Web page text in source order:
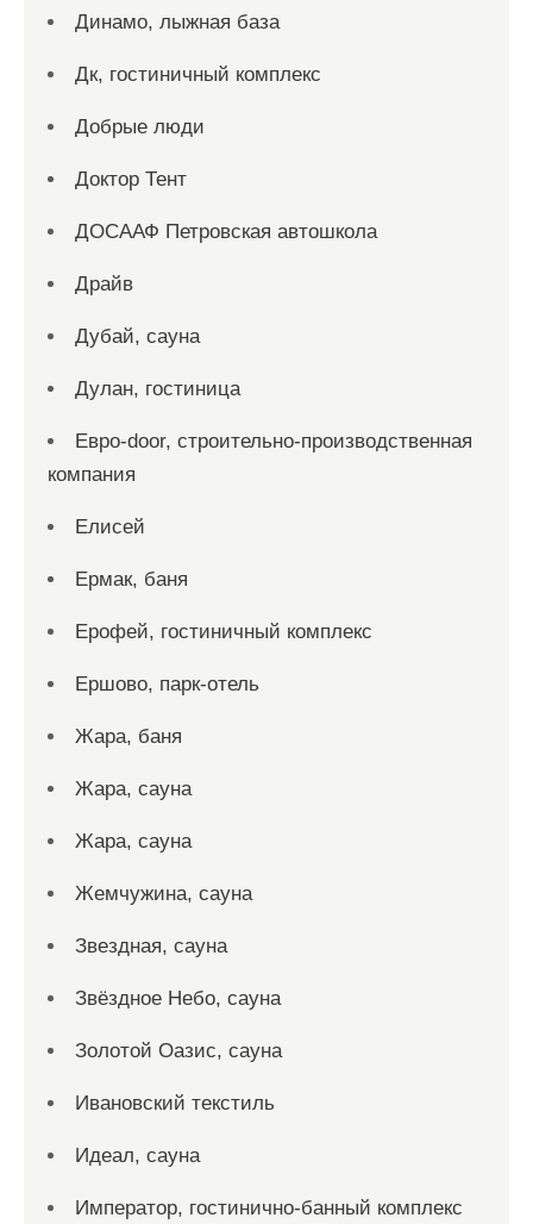
Динамо, лыжная база
Дк, гостиничный комплекс
Добрые люди
Доктор Тент
ДОСААФ Петровская автошкола
Драйв
Дубай, сауна
Дулан, гостиница
Евро-door, строительно-производственная
компания
Елисей
Ермак, баня
Ерофей, гостиничный комплекс
Ершово, парк-отель
Жара, баня
Жара, сауна
Жара, сауна
Жемчужина, сауна
Звездная, сауна
Звёздное Небо, сауна
Золотой Оазис, сауна
Ивановский текстиль
Идеал, сауна
Император, гостинично-банный комплекс